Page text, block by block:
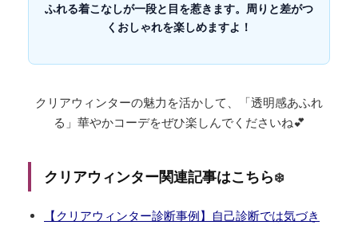
ふれる着こなしが一段と目を惹きます。周りと差がつ
くおしゃれを楽しめますよ！
クリアウィンターの魅力を活かして、「透明感あふれ
る」華やかコーデをぜひ楽しんでくださいね💕
クリアウィンター関連記事はこちら❄️
【クリアウィンター診断事例】自己診断では気づき